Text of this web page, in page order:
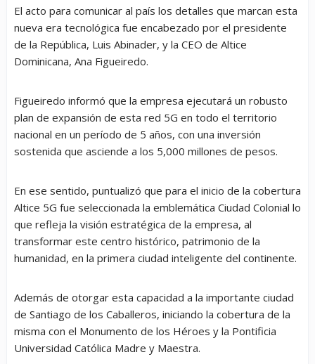
El acto para comunicar al país los detalles que marcan esta
nueva era tecnológica fue encabezado por el presidente
de la República, Luis Abinader, y la CEO de Altice
Dominicana, Ana Figueiredo.
Figueiredo informó que la empresa ejecutará un robusto
plan de expansión de esta red 5G en todo el territorio
nacional en un período de 5 años, con una inversión
sostenida que asciende a los 5,000 millones de pesos.
En ese sentido, puntualizó que para el inicio de la cobertura
Altice 5G fue seleccionada la emblemática Ciudad Colonial lo
que refleja la visión estratégica de la empresa, al
transformar este centro histórico, patrimonio de la
humanidad, en la primera ciudad inteligente del continente.
Además de otorgar esta capacidad a la importante ciudad
de Santiago de los Caballeros, iniciando la cobertura de la
misma con el Monumento de los Héroes y la Pontificia
Universidad Católica Madre y Maestra.